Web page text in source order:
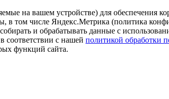
на вашем устройстве) для обеспечения
в том числе Яндекс.Метрика (политика
и обрабатывать данные с
в соответствии с нашей политикой обработки
функций сайта.